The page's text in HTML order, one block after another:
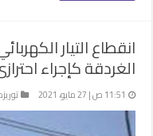
انقطاع التيار
الغردقة كإجراء
11:51 ص | 27 مايو، 2021